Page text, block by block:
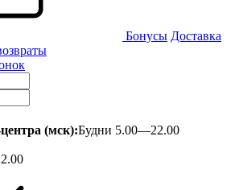
Бонусы Доставка
(мск):Будни 5.00—22.00